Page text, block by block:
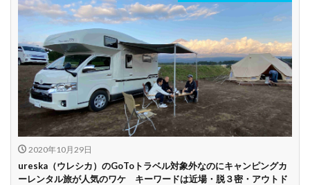
貸し出しオプショ
ン充実
新車多数あり
試乗プラン有り
キャンペーン開催
中
長期割引
学割 早割
2020年10月29日
ureska（ウレシカ）のGoToトラベル対象外なのにキャンピングカ
ーレンタル旅が人気のワケ キーワードは近場・脱３密・アウトド